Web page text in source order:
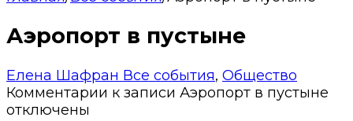
Аэропорт в пустыне
Елена Шафран Все события, Общество
Комментарии к записи Аэропорт в пустыне
отключены